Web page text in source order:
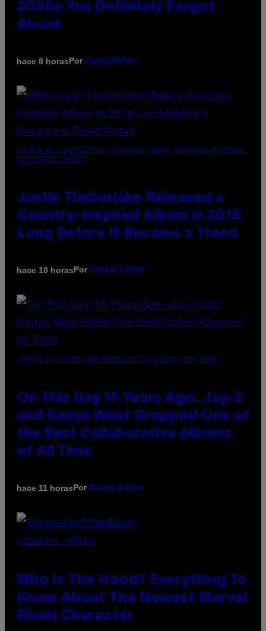
2000s You Definitely Forgot
About
hace 8 horasPor Haley Miller
(PHOTO BY CHRISTOPHER POLK/NBCU PHOTO BANK/NBCUNIVERSAL
VIA GETTY IMAGES)
Justin Timberlake Released a
Country-Inspired Album in 2018
Long Before It Became a Trend
hace 10 horasPor Caleb Catlin
(PHOTO BY DANIEL BOCZARSKI/GETTY IMAGES FOR VEVO)
On This Day 15 Years Ago, Jay-Z
and Kanye West Dropped One of
the Best Collaborative Albums
of All Time
hace 11 horasPor Caleb Catlin
SCREENSHOT: NETEASE
Who Is The Hood? Everything To
Know About The Newest Marvel
Rivals Character